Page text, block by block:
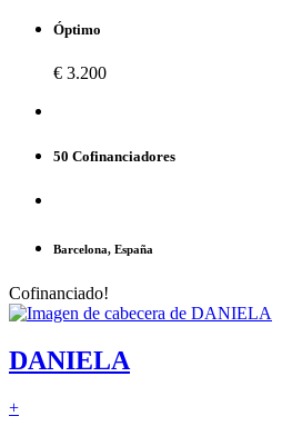
Óptimo
€ 3.200
50 Cofinanciadores
Barcelona, España
Cofinanciado!
DANIELA
+